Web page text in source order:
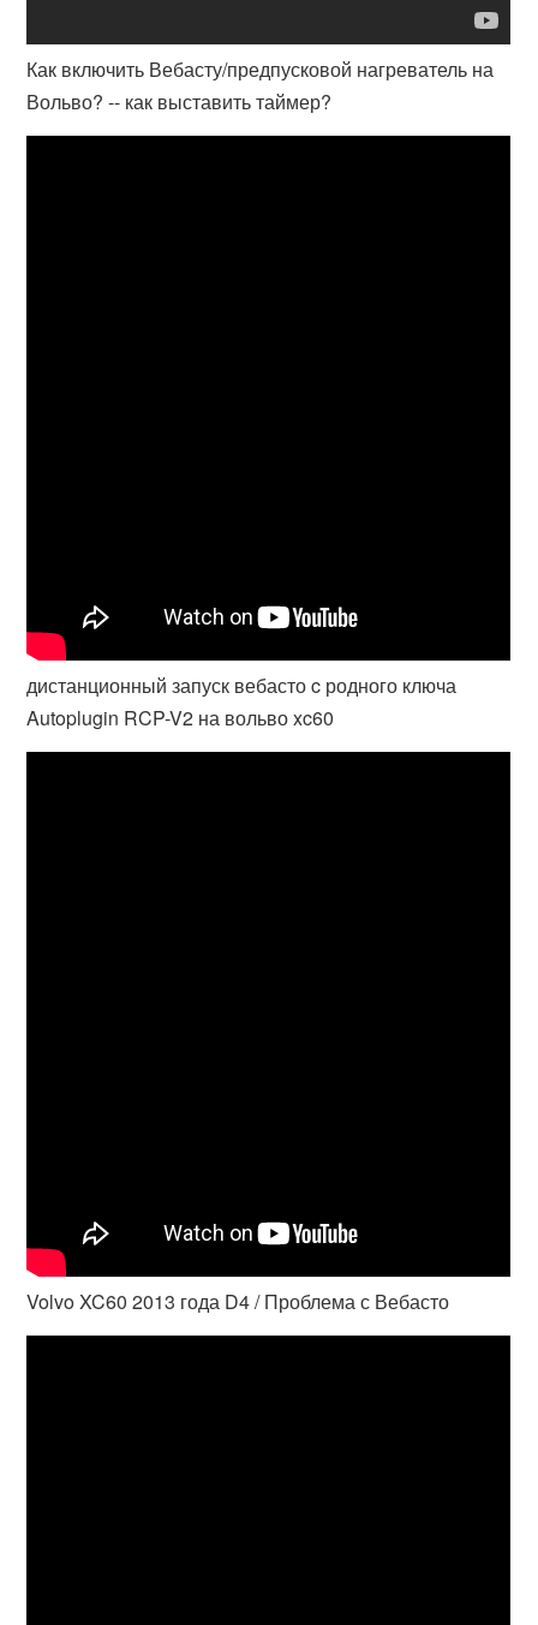
Как включить Вебасту/предпусковой нагреватель на
Вольво? -- как выставить таймер?
дистанционный запуск вебасто c родного ключа
Autoplugin RCP-V2 на вольво xc60
Volvo XC60 2013 года D4 / Проблема с Вебасто